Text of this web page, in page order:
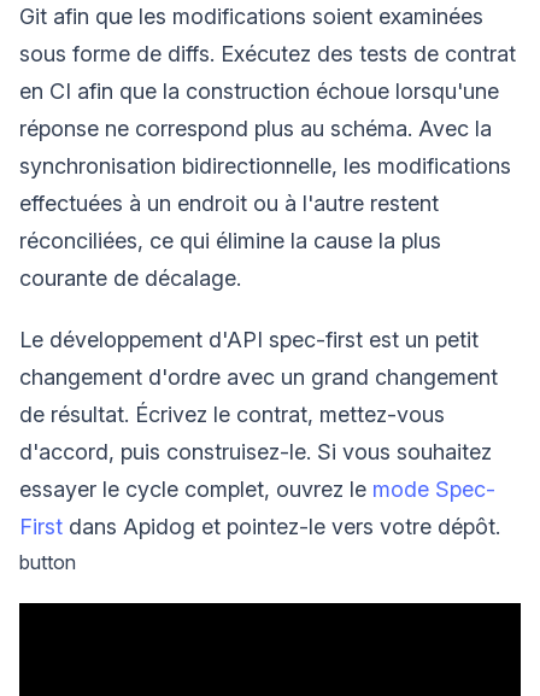
Git afin que les modifications soient examinées
sous forme de diffs. Exécutez des tests de contrat
en CI afin que la construction échoue lorsqu'une
réponse ne correspond plus au schéma. Avec la
synchronisation bidirectionnelle, les modifications
effectuées à un endroit ou à l'autre restent
réconciliées, ce qui élimine la cause la plus
courante de décalage.
Le développement d'API spec-first est un petit
changement d'ordre avec un grand changement
de résultat. Écrivez le contrat, mettez-vous
d'accord, puis construisez-le. Si vous souhaitez
essayer le cycle complet, ouvrez le mode Spec-
First dans Apidog et pointez-le vers votre dépôt.
button